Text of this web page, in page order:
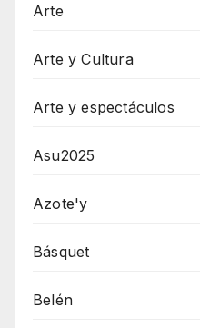
Arte
Arte y Cultura
Arte y espectáculos
Asu2025
Azote'y
Básquet
Belén